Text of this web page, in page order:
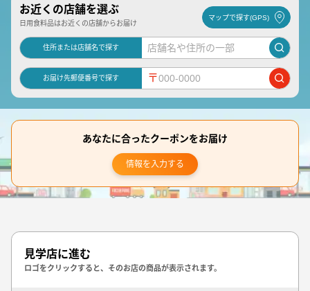
お近くの店舗を選ぶ
日用食料品はお近くの店舗からお届け
マップで探す(GPS)
住所または店舗名で探す
お届け先郵便番号で探す 〒
あなたに合ったクーポンをお届け
情報を入力する
見学店に進む
ロゴをクリックすると、そのお店の商品が表示されます。